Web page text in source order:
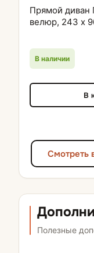
Прямой диван
велюр, 243 х
В наличии
В
Смотреть
Полезные